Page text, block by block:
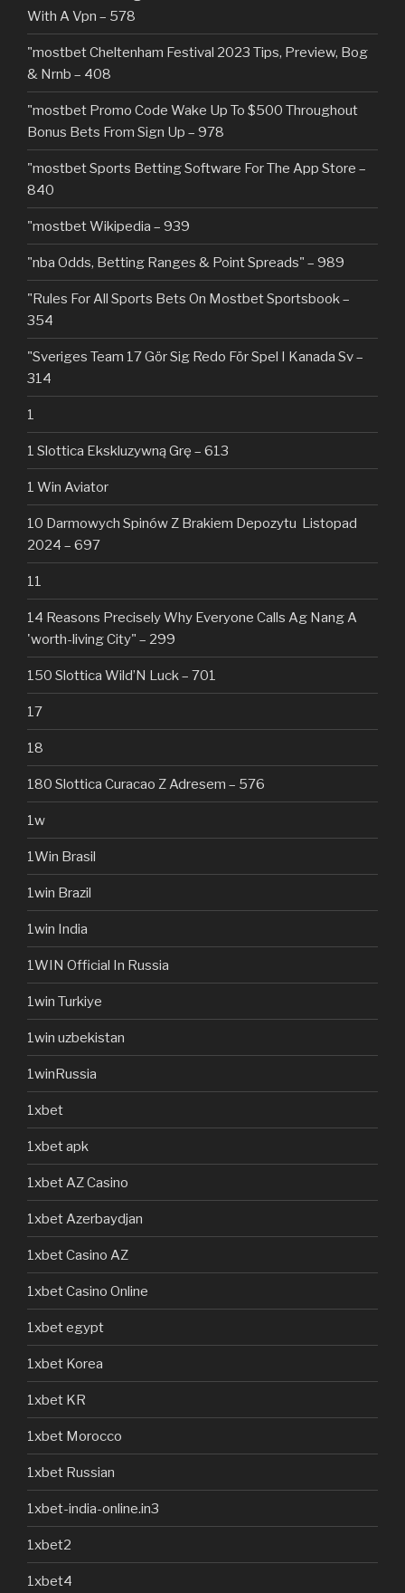
With A Vpn – 578
"mostbet Cheltenham Festival 2023 Tips, Preview, Bog
& Nrnb – 408
"mostbet Promo Code Wake Up To $500 Throughout
Bonus Bets From Sign Up – 978
"‎mostbet Sports Betting Software For The App Store –
840
"mostbet Wikipedia – 939
"nba Odds, Betting Ranges & Point Spreads" – 989
"Rules For All Sports Bets On Mostbet Sportsbook –
354
"Sveriges Team 17 Gör Sig Redo För Spel I Kanada Sv –
314
1
1 Slottica Ekskluzywną Grę – 613
1 Win Aviator
10 Darmowych Spinów Z Brakiem Depozytu ️ Listopad
2024 – 697
11
14 Reasons Precisely Why Everyone Calls Ag Nang A
'worth-living City" – 299
150 Slottica Wild’N Luck – 701
17
18
180 Slottica Curacao Z Adresem – 576
1w
1Win Brasil
1win Brazil
1win India
1WIN Official In Russia
1win Turkiye
1win uzbekistan
1winRussia
1xbet
1xbet apk
1xbet AZ Casino
1xbet Azerbaydjan
1xbet Casino AZ
1xbet Casino Online
1xbet egypt
1xbet Korea
1xbet KR
1xbet Morocco
1xbet Russian
1xbet-india-online.in3
1xbet2
1xbet4